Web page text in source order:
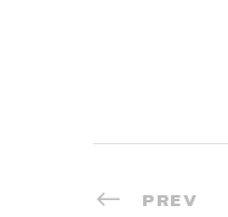
PREV